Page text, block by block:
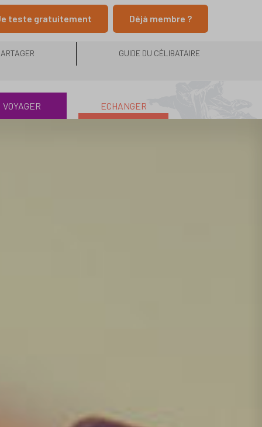
teste gratuitement Déjà membre ?
GUIDE DU CÉLIBATAIRE
VOYAGER ECHANGER